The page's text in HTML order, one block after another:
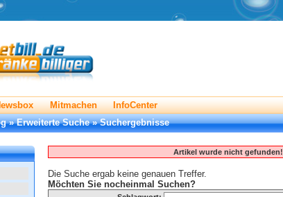
Mitmachen InfoCenter
»Erweiterte Suche»Suchergebnisse
Artikel wurde nicht gefunden!
Die Suche ergab keine genauen Treffer.
Möchten Sie nocheinmal Suchen?